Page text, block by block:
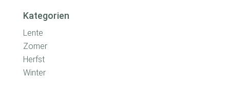
Kategorien
Lente
Zomer
Herfst
Winter